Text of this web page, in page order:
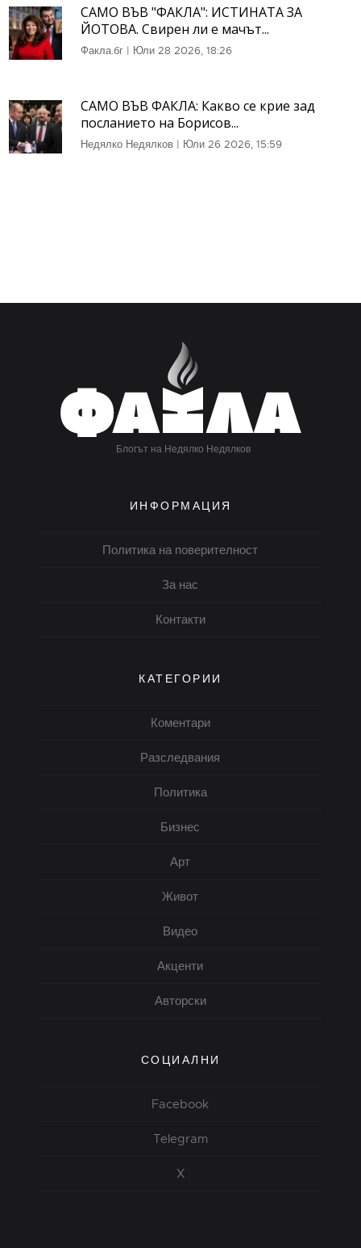
САМО ВЪВ "ФАКЛА": ИСТИНАТА ЗА
ЙОТОВА. Свирен ли е мачът...
Факла.бг | Юли 28 2026, 18:26
САМО ВЪВ ФАКЛА: Какво се крие зад
посланието на Борисов...
Недялко Недялков | Юли 26 2026, 15:59
Блогът на Недялко Недялков
ИНФОРМАЦИЯ
Политика на поверителност
За нас
Контакти
КАТЕГОРИИ
Коментари
Разследвания
Политика
Бизнес
Арт
Живот
Видео
Акценти
Авторски
СОЦИАЛНИ
Facebook
Telegram
X